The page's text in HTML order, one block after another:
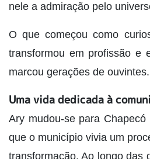
nele a admiração pelo
O que começou como
transformou em profissão e
marcou gerações de ouvintes.
Uma vida dedicada à
Ary mudou-se para
que o município vivia um
transformação. Ao longo das